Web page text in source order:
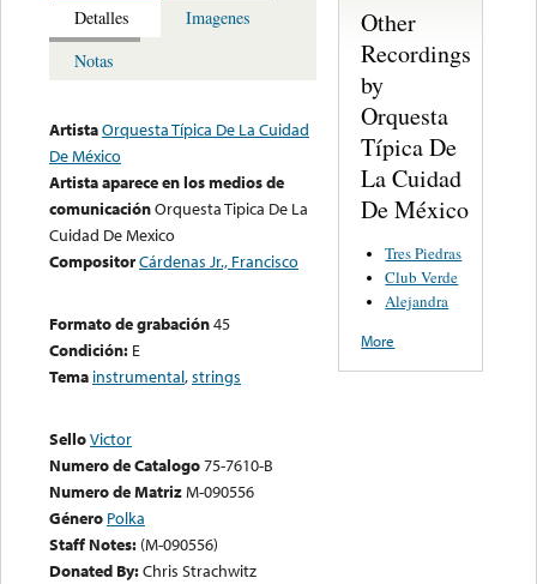
Detalles
Imagenes
Notas
ArtistaOrquesta Típica De La Cuidad
De México
Artista aparece en los medios de
comunicaciónOrquesta Tipica De La
Cuidad De Mexico
CompositorCárdenas Jr., Francisco
Formato de grabación45
Condición: E
Tema instrumental,strings
SelloVictor
Numero de Catalogo75-7610-B
Numero de MatrizM-090556
Género Polka
Staff Notes: (M-090556)
Donated By:Chris Strachwitz
Other
Recordings
by
Orquesta
Típica De
La Cuidad
De México
Tres Piedras
Club Verde
Alejandra
More